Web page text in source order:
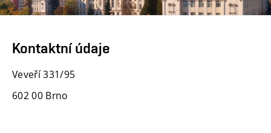
Kontaktní údaje
Veveří 331/95
602 00 Brno